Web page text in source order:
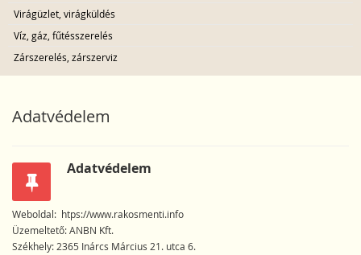
Virágüzlet, virágküldés
Víz, gáz, fűtésszerelés
Zárszerelés, zárszerviz
Adatvédelem
Adatvédelem
Weboldal: htps://www.rakosmenti.info
Üzemeltető: ANBN Kft.
Székhely: 2365 Inárcs Március 21. utca 6.